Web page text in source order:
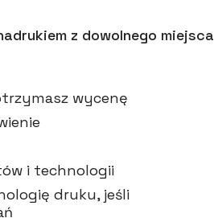
z dowolnego miejsca
wycenę
i technologii
druku, jeśli